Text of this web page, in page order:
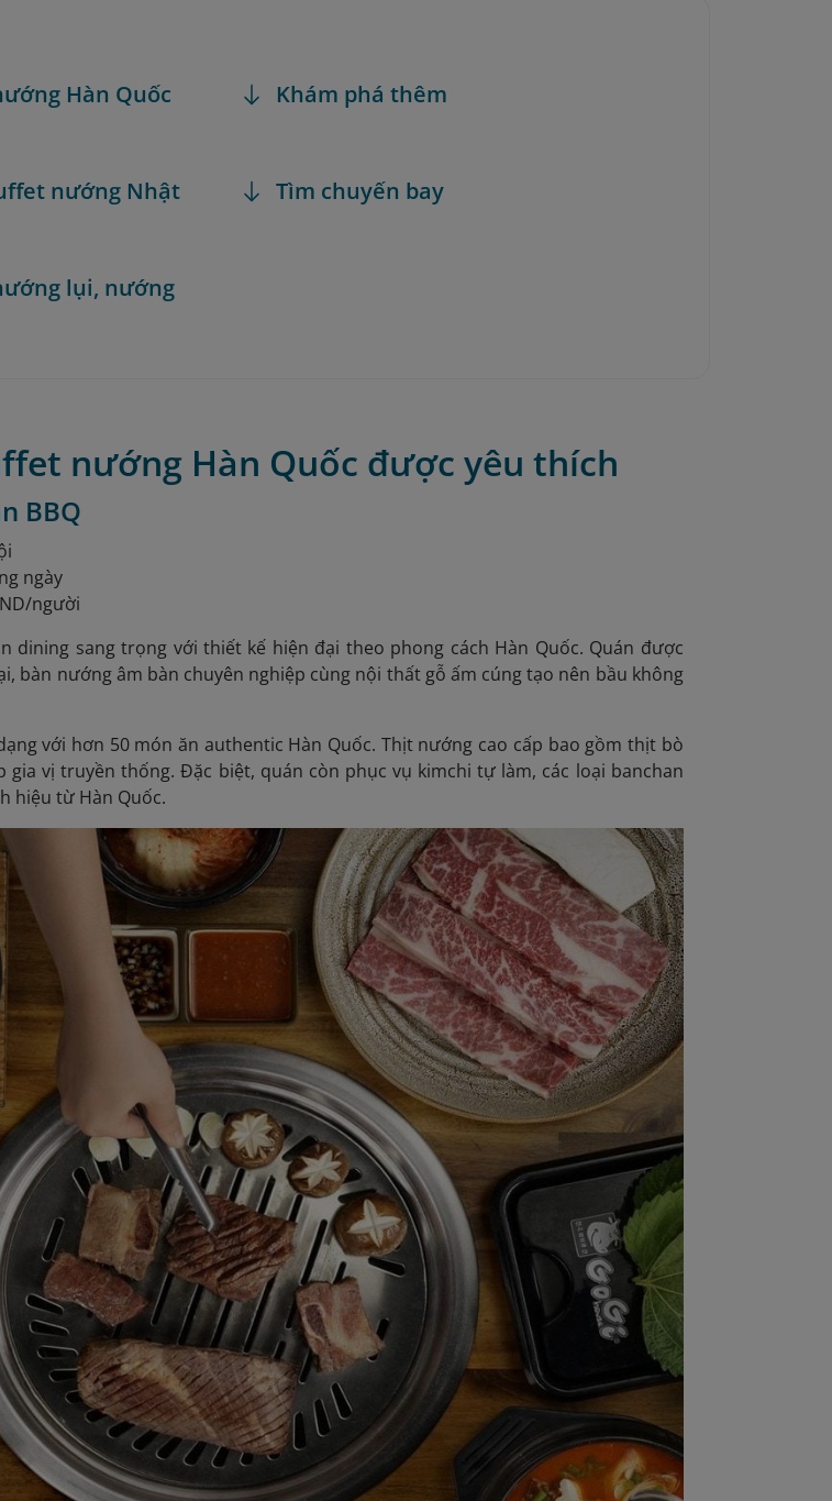
Hàn Quốc
nướng Nhật
lụi, nướng
Khám phá thêm
Tìm chuyến bay
nướng Hàn Quốc được yêu thích
BBQ
ngày
người
dining sang trọng với thiết kế hiện đại theo phong cách Hàn Quốc. Quán được
bàn nướng âm bàn chuyên nghiệp cùng nội thất gỗ ấm cúng tạo nên bầu không
với hơn 50 món ăn authentic Hàn Quốc. Thịt nướng cao cấp bao gồm thịt bò
vị truyền thống. Đặc biệt, quán còn phục vụ kimchi tự làm, các loại banchan
hiệu từ Hàn Quốc.